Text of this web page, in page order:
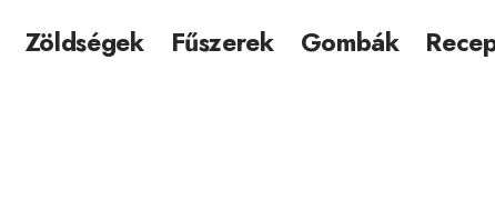
Zöldségek Fűszerek Gombák